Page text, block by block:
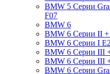
BMW 5 Серии
F07
BMW 6
BMW 6 Серии II +
BMW 6 Серии I
BMW 6 Серии III
BMW 6 Серии III
BMW 6 Серии